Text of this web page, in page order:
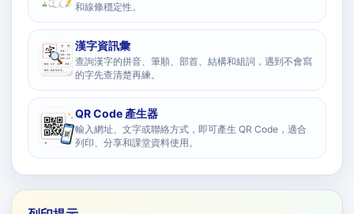
和線條穩定性。
漢字資訊彙
查詢漢字的拼音、筆順、部首、結構和組詞，遇到不會寫
的字先查清楚再練。
QR Code 產生器
輸入網址、文字或聯絡方式，即可產生 QR Code，適合
列印、分享和課堂資料使用。